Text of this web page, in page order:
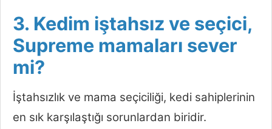
3. Kedim iştahsız ve seçici,
Supreme mamaları sever
mi?
İştahsızlık ve mama seçiciliği, kedi sahiplerinin
en sık karşılaştığı sorunlardan biridir.